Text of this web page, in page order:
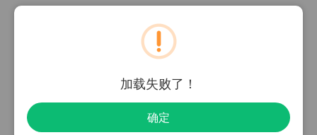
加载失败了！
确定